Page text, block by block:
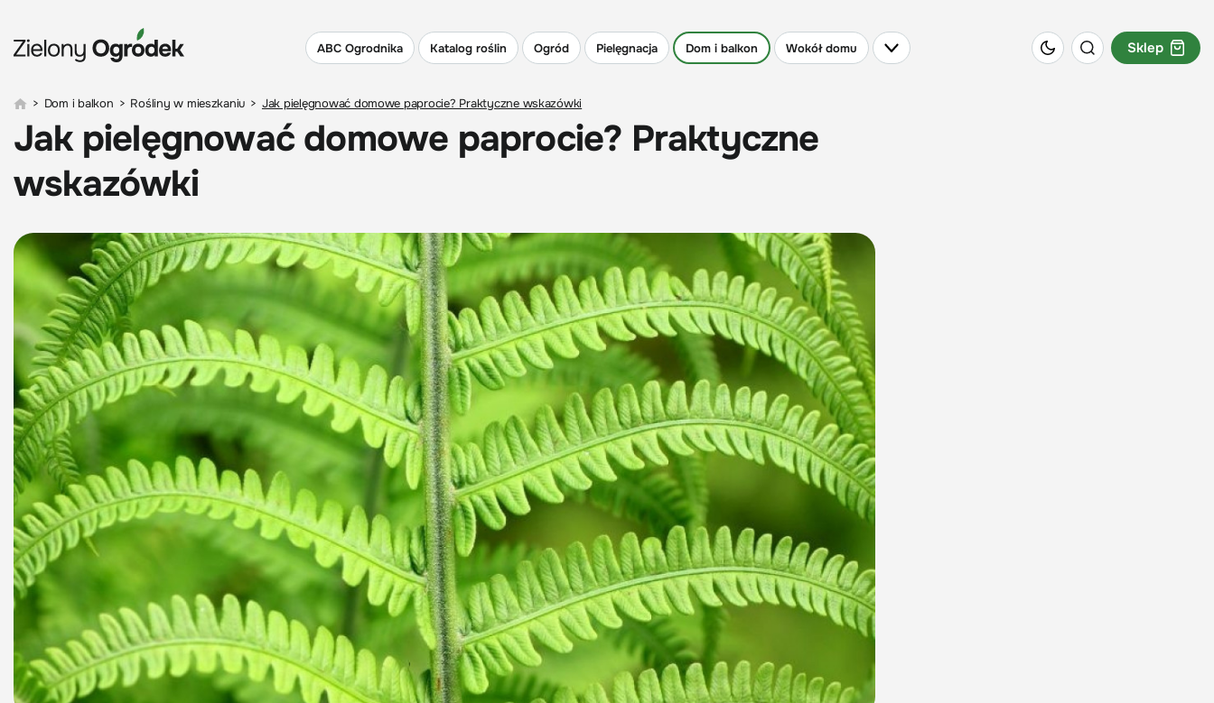
ABC Ogrodnika Katalog roślin Ogród Pielęgnacja Dom i balkon Wokół domu Sklep
> Dom i balkon > Rośliny w mieszkaniu > Jak pielęgnować domowe paprocie? Praktyczne wskazówki
Jak pielęgnować domowe paprocie? Praktyczne
wskazówki